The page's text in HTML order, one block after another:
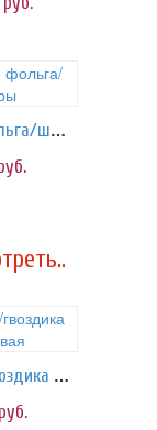
Сердце фольга/шары
Амброс/гвоздика розовая
руб.